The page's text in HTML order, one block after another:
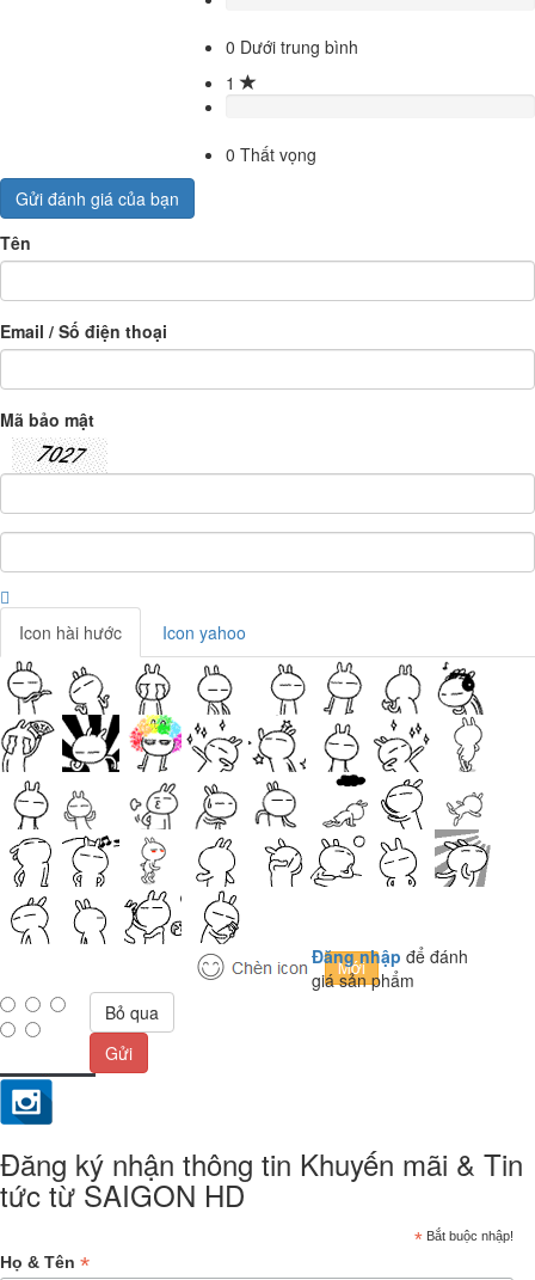
0 Dưới trung bình
1
0 Thất vọng
Gửi đánh giá của bạn
Tên
Email / Số điện thoại
Mã bảo mật
Icon hài hước Icon yahoo
Đăng nhập để đánh
giá sản phẩm
Bỏ qua
Gửi
Đăng ký nhận thông tin Khuyến mãi & Tin
tức từ SAIGON HD
* Bắt buộc nhập!
Họ & Tên *